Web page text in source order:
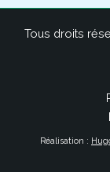
Tous droits
Réalisation :